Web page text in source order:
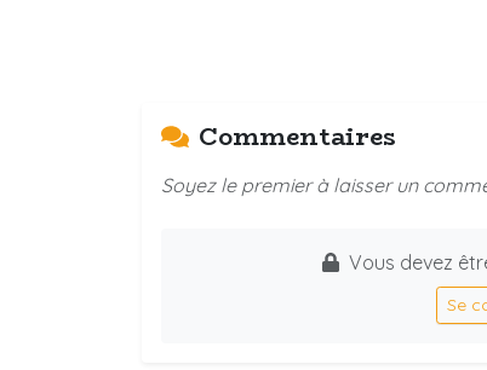
Commentaires
Soyez le premier à laisser un
Vous devez
Se